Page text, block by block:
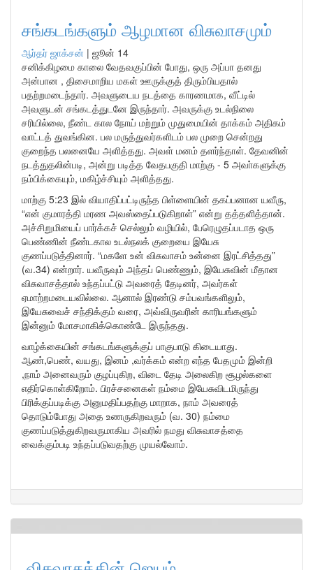
சங்கடங்களும் ஆழமான விசுவாசமும்
ஆர்தர் ஜாக்சன் | ஜூன் 14
சனிக்கிழமை காலை வேதவகுப்பின் போது, ஒரு அப்பா தனது
அன்பான , திசைமாறிய மகள் ஊருக்குத் திரும்பியதால்
பதற்றமடைந்தார். அவளுடைய நடத்தை காரணமாக, வீட்டில்
அவளுடன் சங்கடத்துடனே இருந்தார். அவருக்கு உடல்நிலை
சரியில்லை, நீண்ட கால நோய் மற்றும் முதுமையின் தாக்கம் அதிகம்
வாட்டத் துவங்கின. பல மருத்துவர்களிடம் பல முறை சென்றது
குறைந்த பலனையே அளித்தது. அவள் மனம் தளர்ந்தாள். தேவனின்
நடத்துதலின்படி, அன்று படித்த வேதபகுதி மாற்கு - 5 அவா்களுக்கு
நம்பிக்கையும், மகிழ்ச்சியும் அளித்தது.
மாற்கு 5:23 இல் வியாதிப்பட்டிருந்த பிள்ளையின் தகப்பனான யவீரு,
“என் குமாரத்தி மரண அவஸ்தைப்படுகிறாள்” என்று தத்தளித்தான்.
அச்சிறுமியைப் பார்க்கச் செல்லும் வழியில், பேரெழுதப்படாத ஒரு
பெண்ணின் நீண்டகால உடல்நலக் குறையை இயேசு
குணப்படுத்தினார். “மகளே உன் விசுவாசம் உன்னை இரட்சித்தது”
(வ.34) என்றார். யவீருவும் அந்தப் பெண்ணும், இயேசுவின் மீதான
விசுவாசத்தால் உந்தப்பட்டு அவரைத் தேடினர், அவர்கள்
ஏமாற்றமடையவில்லை. ஆனால் இரண்டு சம்பவங்களிலும்,
இயேசுவைச் சந்திக்கும் வரை, அவ்விருவரின் காரியங்களும்
இன்னும் மோசமாகிக்கொண்டே இருந்தது.
வாழ்க்கையின் சங்கடங்களுக்குப் பாகுபாடு கிடையாது.
ஆண்,பெண், வயது, இனம் ,வர்க்கம் என்ற எந்த பேதமும் இன்றி
,நாம் அனைவரும் குழப்புகிற, விடை தேடி அலைகிற சூழல்களை
எதிர்கொள்கிறோம். பிரச்சனைகள் நம்மை இயேசுவிடமிருந்து
பிரிக்குப்படிக்கு அனுமதிப்பதற்கு மாறாக, நாம் அவரைத்
தொடும்போது அதை உணருகிறவரும் (வ. 30) நம்மை
குணப்படுத்துகிறவருமாகிய அவரில் நமது விசுவாசத்தை
வைக்கும்படி உந்தப்படுவதற்கு முயல்வோம்.